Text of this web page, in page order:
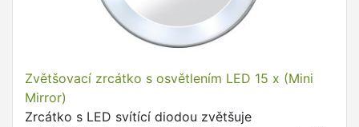
Zvětšovací zrcátko s osvětlením LED 15 x (Mini
Mirror)
Zrcátko s LED svítící diodou zvětšuje